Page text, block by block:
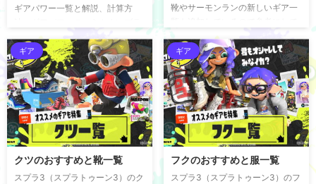
をしかけたりシールド効果のある
ギアパワー一覧と解説、計算方
ンドとギアパワー効果について掲
載！Splatoon3のギアパワー一覧
はこの記事をチェック！ ギアパワ
ー一覧 スプラトゥーン３の各ギア
パワーの解説はイカにそれぞれ詳
しくまとめている。解説に出てく
るギアパワーの計算・表記方法に
ついてわからない場合は、イカの
計算方法についても読んでもらい
たい。 編集部 ギアパワーの内容・
解説は、今後のアップデート情報
靴やサーモンランの新しいギア一
みてはイカだろうか。 ギア一覧 ギ
ア一覧 アタマ一覧 フク一覧 クツ
一覧 新ギア！2023春シーズンの
追加ギア一覧 2023春シーズンの
アタマギア一覧 2ラインメッシュ
5パネルキャップ アローバンドブ
ラック アローバンドホワイト イカ
ノルディック イカンカン ウインタ
ーボンボン エゾッコメッシュ エゾ
ッコリーボーラー オクタグラス カ
モキャップスイトン カモキャップ
ギア
クツのおすすめと靴一覧
スプラ3（スプラトゥーン3）のク
ギア
フクのおすすめと服一覧
スプラ3（スプラトゥーン3）のフ